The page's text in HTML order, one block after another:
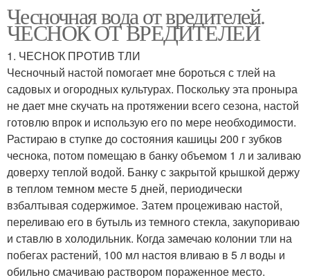
Чесночная вода от вредителей.
ЧЕСНОК ОТ ВРЕДИТЕЛЕЙ
1. ЧЕСНОК ПРОТИВ ТЛИ
Чесночный настой помогает мне бороться с тлей на
садовых и огородных культурах. Поскольку эта проныра
не дает мне скучать на протяжении всего сезона, настой
готовлю впрок и использую его по мере необходимости.
Растираю в ступке до состояния кашицы 200 г зубков
чеснока, потом помещаю в банку объемом 1 л и заливаю
доверху теплой водой. Банку с закрытой крышкой держу
в теплом темном месте 5 дней, периодически
взбалтывая содержимое. Затем процеживаю настой,
переливаю его в бутыль из темного стекла, закупориваю
и ставлю в холодильник. Когда замечаю колонии тли на
побегах растений, 100 мл настоя вливаю в 5 л воды и
обильно смачиваю раствором пораженное место.